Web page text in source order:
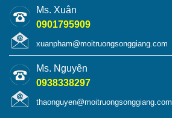
Ms. Xuân
0901795909
xuanpham@moitruongsonggiang.com
Ms. Nguyên
0938338297
thaonguyen@moitruongsonggiang.com